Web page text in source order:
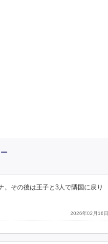
その後は王子と3人で隣国に戻り
2026年02月16日